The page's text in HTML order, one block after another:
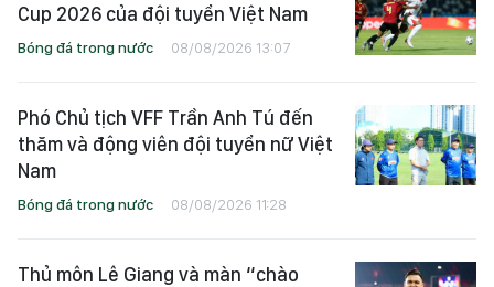
Cup 2026 của đội tuyển Việt Nam
Bóng đá trong nước 08/08/2026 13:07
Phó Chủ tịch VFF Trần Anh Tú đến
thăm và động viên đội tuyển nữ Việt
Nam
Bóng đá trong nước 08/08/2026 11:28
Thủ môn Lê Giang và màn “chào